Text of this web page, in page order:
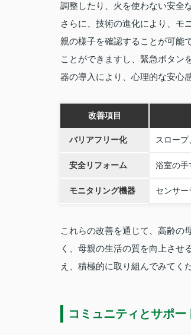
調整したり、火を使わない安全
さらに、技術の進化により、モ
親の様子を確認することが可能
ことができますし、緊急ボタン
器の導入により、心理的な安心
改善項目
バリアフリー化 スロー
安全リフォーム 浴室の手
モニタリング機器 センサー
これらの改善を通じて、高齢の
く、母親の生活の質を向上させ
え、積極的に取り組んでみてく
コミュニティとサポ